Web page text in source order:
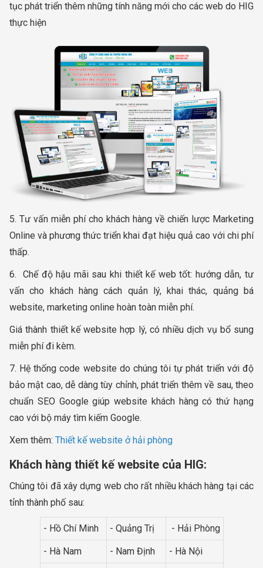
tục phát triển thêm những tính năng mới cho các web do HIG
thực hiện
5. Tư vấn miễn phí cho khách hàng về chiến lược Marketing
Online và phương thức triển khai đạt hiệu quả cao với chi phí
thấp.
6. Chế độ hậu mãi sau khi thiết kế web tốt: hướng dẫn, tư
vấn cho khách hàng cách quản lý, khai thác, quảng bá
website, marketing online hoàn toàn miễn phí.
Giá thành thiết kế website hợp lý, có nhiều dịch vụ bổ sung
miễn phí đi kèm.
7. Hệ thống code website do chúng tôi tự phát triển với độ
bảo mật cao, dễ dàng tùy chỉnh, phát triển thêm về sau, theo
chuẩn SEO Google giúp website khách hàng có thứ hạng
cao với bộ máy tìm kiếm Google.
Xem thêm: Thiết kế website ở hải phòng
Khách hàng thiết kế website của HIG:
Chúng tôi đã xây dựng web cho rất nhiều khách hàng tại các
tỉnh thành phố sau:
- Hồ Chí Minh - Quảng Trị - Hải Phòng
- Hà Nam - Nam Định - Hà Nội